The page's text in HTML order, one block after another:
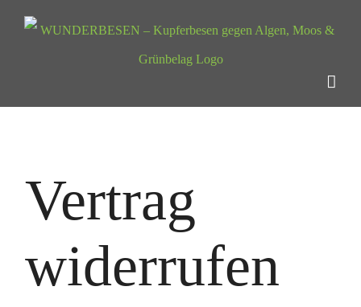
Vertrag
widerrufen